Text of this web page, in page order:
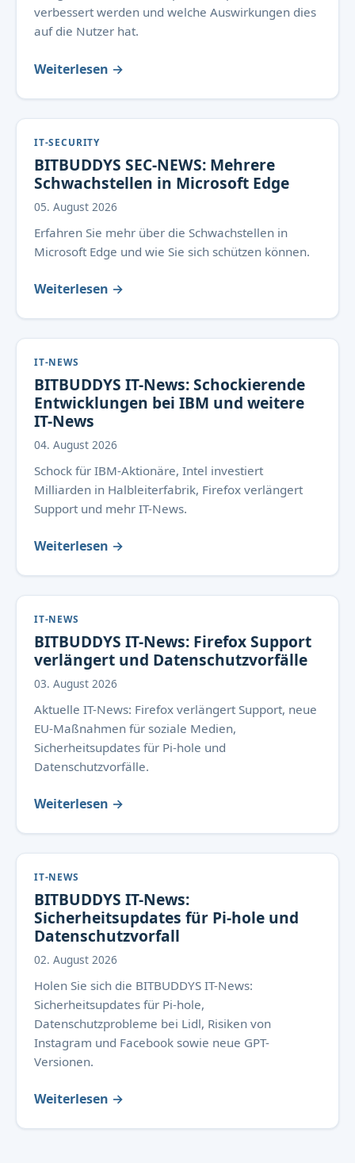
verbessert werden und welche Auswirkungen dies
auf die Nutzer hat.
Weiterlesen →
IT-SECURITY
BITBUDDYS SEC-NEWS: Mehrere
Schwachstellen in Microsoft Edge
05. August 2026
Erfahren Sie mehr über die Schwachstellen in
Microsoft Edge und wie Sie sich schützen können.
Weiterlesen →
IT-NEWS
BITBUDDYS IT-News: Schockierende
Entwicklungen bei IBM und weitere
IT-News
04. August 2026
Schock für IBM-Aktionäre, Intel investiert
Milliarden in Halbleiterfabrik, Firefox verlängert
Support und mehr IT-News.
Weiterlesen →
IT-NEWS
BITBUDDYS IT-News: Firefox Support
verlängert und Datenschutzvorfälle
03. August 2026
Aktuelle IT-News: Firefox verlängert Support, neue
EU-Maßnahmen für soziale Medien,
Sicherheitsupdates für Pi-hole und
Datenschutzvorfälle.
Weiterlesen →
IT-NEWS
BITBUDDYS IT-News:
Sicherheitsupdates für Pi-hole und
Datenschutzvorfall
02. August 2026
Holen Sie sich die BITBUDDYS IT-News:
Sicherheitsupdates für Pi-hole,
Datenschutzprobleme bei Lidl, Risiken von
Instagram und Facebook sowie neue GPT-
Versionen.
Weiterlesen →